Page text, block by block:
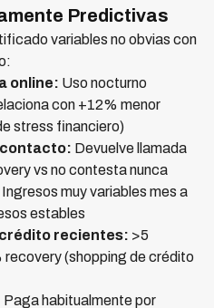
Predictivas
variables no obvias con
online: Uso nocturno
con +12% menor
stress financiero)
Devuelve llamada
vs no contesta nunca
Ingresos muy variables mes a
estables
recientes: >5
(shopping de crédito
Paga habitualmente por